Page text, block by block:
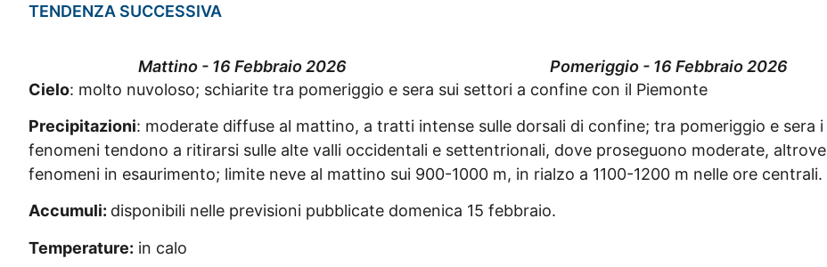
TENDENZA SUCCESSIVA
Mattino - 16 Febbraio 2026
Pomeriggio - 16 Febbraio 2026
Cielo: molto nuvoloso; schiarite tra pomeriggio e sera sui settori a confine con il Piemonte
Precipitazioni: moderate diffuse al mattino, a tratti intense sulle dorsali di confine; tra pomeriggio e sera i
fenomeni tendono a ritirarsi sulle alte valli occidentali e settentrionali, dove proseguono moderate, altrove
fenomeni in esaurimento; limite neve al mattino sui 900-1000 m, in rialzo a 1100-1200 m nelle ore centrali.
Accumuli: disponibili nelle previsioni pubblicate domenica 15 febbraio.
Temperature: in calo